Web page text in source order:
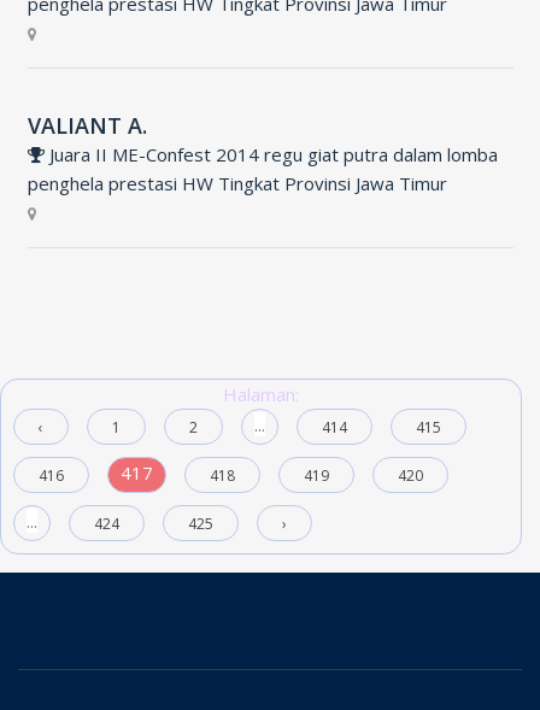
VALIANT A.
Juara II ME-Confest 2014 regu giat putra dalam lomba
penghela prestasi HW Tingkat Provinsi Jawa Timur
Halaman:
‹ 1 2 ... 414 415
416 417 418 419 420
... 424 425 ›